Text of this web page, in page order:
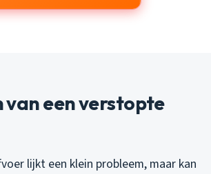
van een verstopte
lijkt een klein probleem, maar kan